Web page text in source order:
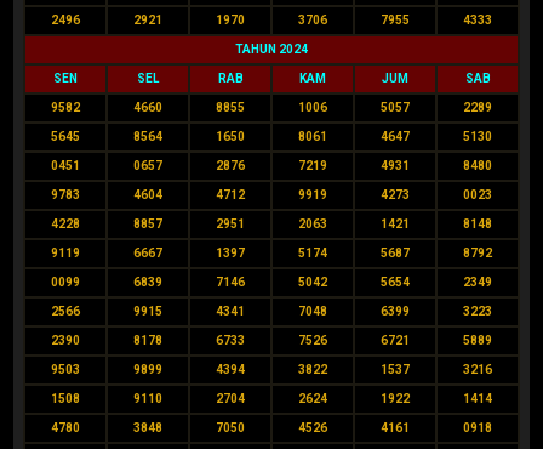
2496 2921 1970 3706 7955 4333
TAHUN 2024
SEN SEL RAB KAM JUM SAB
9582 4660 8855 1006 5057 2289
5645 8564 1650 8061 4647 5130
0451 0657 2876 7219 4931 8480
9783 4604 4712 9919 4273 0023
4228 8857 2951 2063 1421 8148
9119 6667 1397 5174 5687 8792
0099 6839 7146 5042 5654 2349
2566 9915 4341 7048 6399 3223
2390 8178 6733 7526 6721 5889
9503 9899 4394 3822 1537 3216
1508 9110 2704 2624 1922 1414
4780 3848 7050 4526 4161 0918